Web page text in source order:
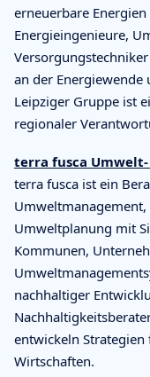
erneuerbare
Energieingenieure,
an der
Leipziger Gruppe ist
regionaler
terra fusca
terra fusca ist ein
Umweltplanung mit
Kommunen,
nachhaltiger
entwickeln
Wirtschaften.